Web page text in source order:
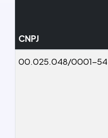
CNPJ
00.025.048/0001-54